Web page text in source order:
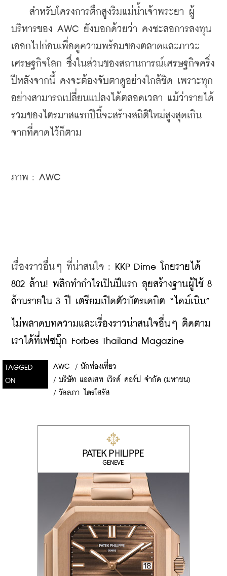
สำหรับโครงการตึกสูงริมแม่น้ำเจ้าพระยา ผู้
บริหารของ AWC ยังบอกด้วยว่า คงชะลอการลงทุน
เออกไปก่อนเพื่อดูความพร้อมของตลาดและภาวะ
เศรษฐกิจโลก ซึ่งในส่วนของสถานการณ์เศรษฐกิจครึ่ง
ปีหลังจากนี้ คงจะต้องจับตาดูอย่างใกล้ชิด เพราะทุก
อย่างสามารถเปลี่ยนแปลงได้ตลอดเวลา แม้ว่ารายได้
รวมของไตรมาสแรกปีนี้จะสร้างสถิติใหม่สูงสุดเกิน
จากที่คาดไว้ก็ตาม
ภาพ : AWC
เรื่องราวอื่นๆ ที่น่าสนใจ :
KKP Dime โกยรายได้
802 ล้าน! พลิกทำกำไรเป็นปีแรก ลุยสร้างฐานผู้ใช้ 8
ล้านรายใน 3 ปี เตรียมเปิดตัวบัตรเดบิต “ไดม์เนิน”
ไม่พลาดบทความและเรื่องราวน่าสนใจอื่นๆ ติดตาม
เราได้ที่เฟซบุ๊ก Forbes Thailand Magazine
TAGGED
ON
AWC / นักท่องเที่ยว
/ บริษัท แอสเสท เวิรด์ คอร์ป จำกัด (มหาชน)
/ วัลลภา ไตรโสรัส